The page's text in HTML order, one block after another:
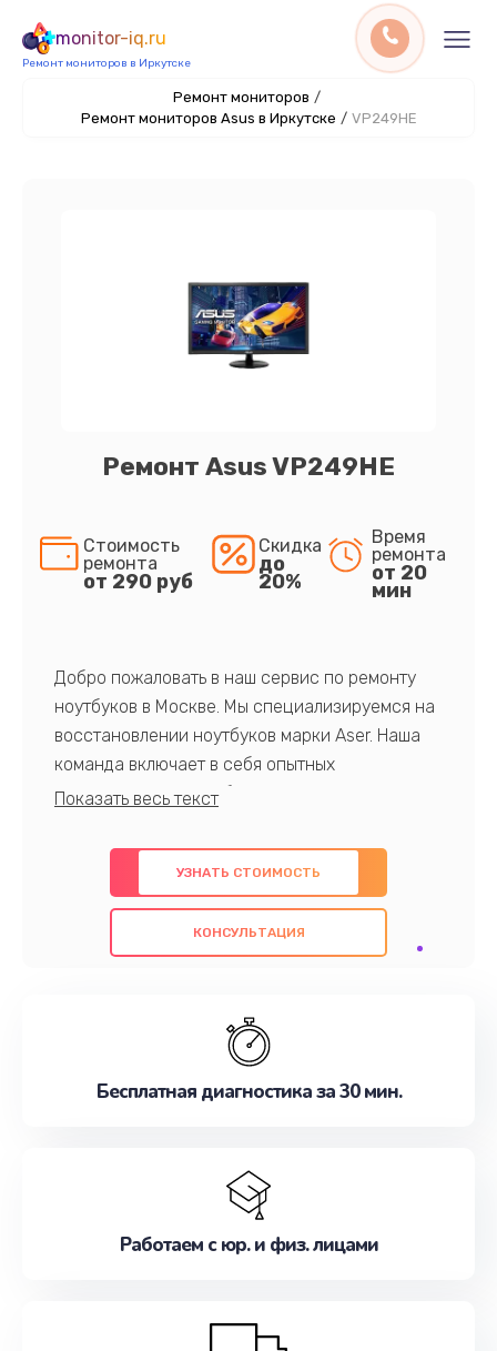
monitor-iq.ru
Ремонт мониторов в Иркутске
Ремонт мониторов /
Ремонт мониторов Asus в Иркутске / VP249HE
Ремонт Asus VP249HE
Стоимость
ремонта
от 290 руб
Скидка
до
20%
Время
ремонта
от 20
мин
Добро пожаловать в наш сервис по ремонту
ноутбуков в Москве. Мы специализируемся на
восстановлении ноутбуков марки Aser. Наша
команда включает в себя опытных
профессионалов с обширными знаниями и
предлагаем быстрый и качественный ремонт с
использованием оригинальных компонентов, а
также гарантируем качество всех
проведенных работ. Наша цель - предоставить
наилучшим образом. Не медлите записаться на
УЗНАТЬ СТОИМОСТЬ
КОНСУЛЬТАЦИЯ
Бесплатная диагностика за 30 мин.
Работаем с юр. и физ. лицами